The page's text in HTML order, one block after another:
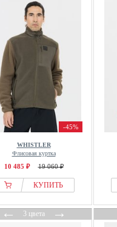
-45%
WHISTLER
Флисовая куртка
10 485 ₽ 19 060 ₽
КУПИТЬ
←3 цвета→